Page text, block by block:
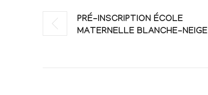
PRÉ-INSCRIPTION ÉCOLE
MATERNELLE BLANCHE-NEIGE